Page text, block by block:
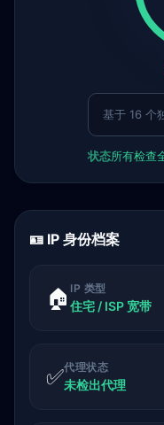
基于 16 个
状态所有检查
🪪 IP 身份档案
🏠 IP 类型
住宅 / ISP 宽带
✅代理状态
未检出代理